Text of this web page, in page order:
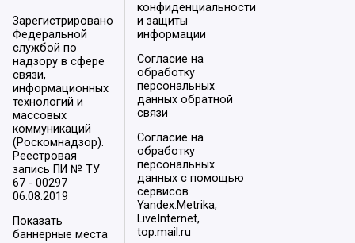
Зарегистрировано
Федеральной
службой по
надзору в сфере
связи,
информационных
технологий и
массовых
коммуникаций
(Роскомнадзор).
Реестровая
запись ПИ № ТУ
67 - 00297
06.08.2019
Показать
баннерные места
конфиденциальности
и защиты
информации
Согласие на
обработку
персональных
данных обратной
связи
Согласие на
обработку
персональных
данных с помощью
сервисов
Yandex.Metrika,
LiveInternet,
top.mail.ru